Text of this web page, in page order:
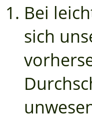
Bei
sich